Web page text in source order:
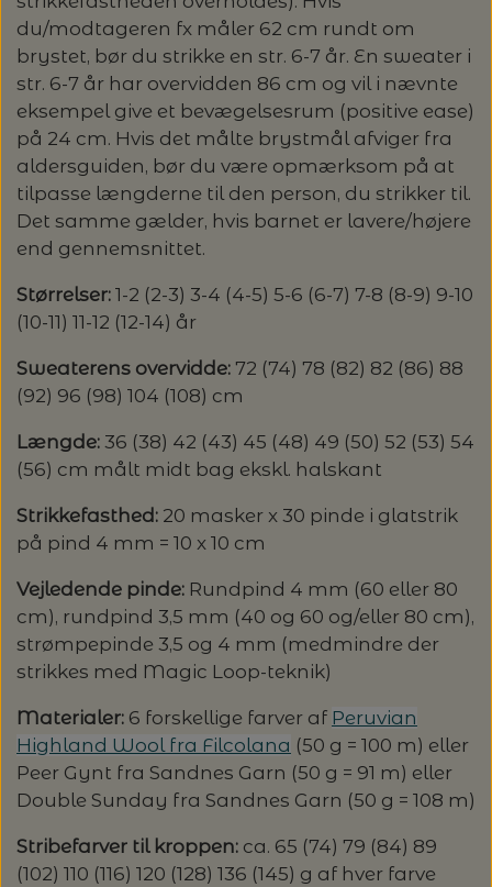
TRYKLÅSE
du/modtageren fx måler 62 cm rundt om
brystet, bør du strikke en str. 6-7 år. En sweater i
str. 6-7 år har overvidden 86 cm og vil i nævnte
eksempel give et bevægelsesrum (positive ease)
på 24 cm. Hvis det målte brystmål afviger fra
aldersguiden, bør du være opmærksom på at
tilpasse længderne til den person, du strikker til.
Det samme gælder, hvis barnet er lavere/højere
end gennemsnittet.
Størrelser: 1-2 (2-3) 3-4 (4-5) 5-6 (6-7) 7-8 (8-9) 9-10
(10-11) 11-12 (12-14) år
Sweaterens overvidde: 72 (74) 78 (82) 82 (86) 88
(92) 96 (98) 104 (108) cm
Længde: 36 (38) 42 (43) 45 (48) 49 (50) 52 (53) 54
(56) cm målt midt bag ekskl. halskant
Strikkefasthed: 20 masker x 30 pinde i glatstrik
på pind 4 mm = 10 x 10 cm
Vejledende pinde: Rundpind 4 mm (60 eller 80
cm), rundpind 3,5 mm (40 og 60 og/eller 80 cm),
strømpepinde 3,5 og 4 mm (medmindre der
strikkes med Magic Loop-teknik)
Materialer: 6 forskellige farver af Peruvian
Highland Wool fra Filcolana (50 g = 100 m) eller
Peer Gynt fra Sandnes Garn (50 g = 91 m) eller
Double Sunday fra Sandnes Garn (50 g = 108 m)
Stribefarver til kroppen: ca. 65 (74) 79 (84) 89
(102) 110 (116) 120 (128) 136 (145) g af hver farve